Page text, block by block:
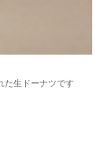
た生ドーナツです